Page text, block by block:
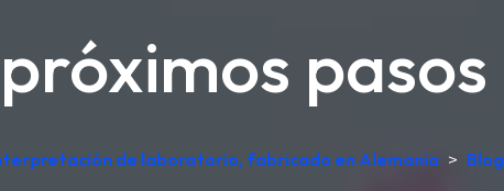
pasos
de laboratorio, fabricado en Alemania > Blog